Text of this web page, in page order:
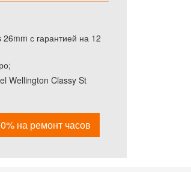
с гарантией на 12
Wellington Classy St
на ремонт часов